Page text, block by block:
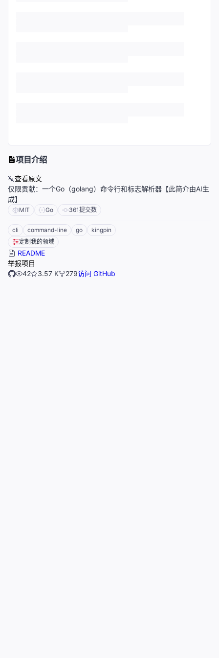
项目介绍
查看原文
仅限贡献：一个Go（golang）命令行和标志解析器【此简介由AI生
成】
MIT Go 361提交数
cli command-line go
kingpin
定制我的领域
README
举报项目
42
3.57 K 279访问 GitHub